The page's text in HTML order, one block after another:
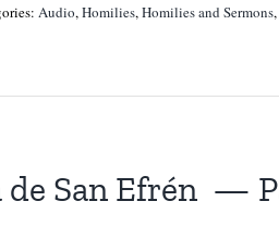
Audio,Homilies,Homilies and Sermons,
de San Efrén —